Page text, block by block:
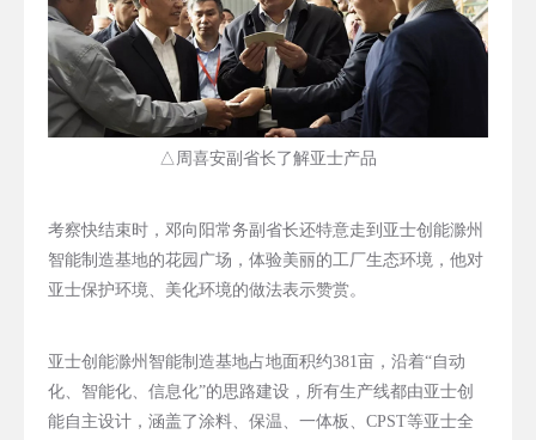
△周喜安副省长了解亚士产品
考察快结束时，邓向阳常务副省长还特意走到亚士创能滁州
智能制造基地的花园广场，体验美丽的工厂生态环境，他对
亚士保护环境、美化环境的做法表示赞赏。
亚士创能滁州智能制造基地占地面积约381亩，沿着“自动
化、智能化、信息化”的思路建设，所有生产线都由亚士创
能自主设计，涵盖了涂料、保温、一体板、CPST等亚士全